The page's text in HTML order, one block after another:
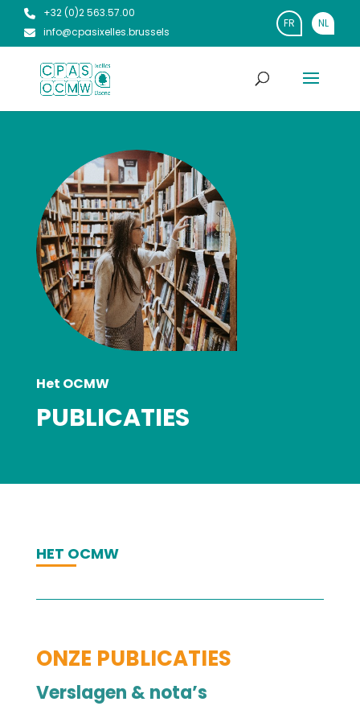
+32 (0)2 563.57.00
info@cpasixelles.brussels
FR NL
Het OCMW
PUBLICATIES
HET OCMW
ONZE PUBLICATIES
Verslagen & nota’s